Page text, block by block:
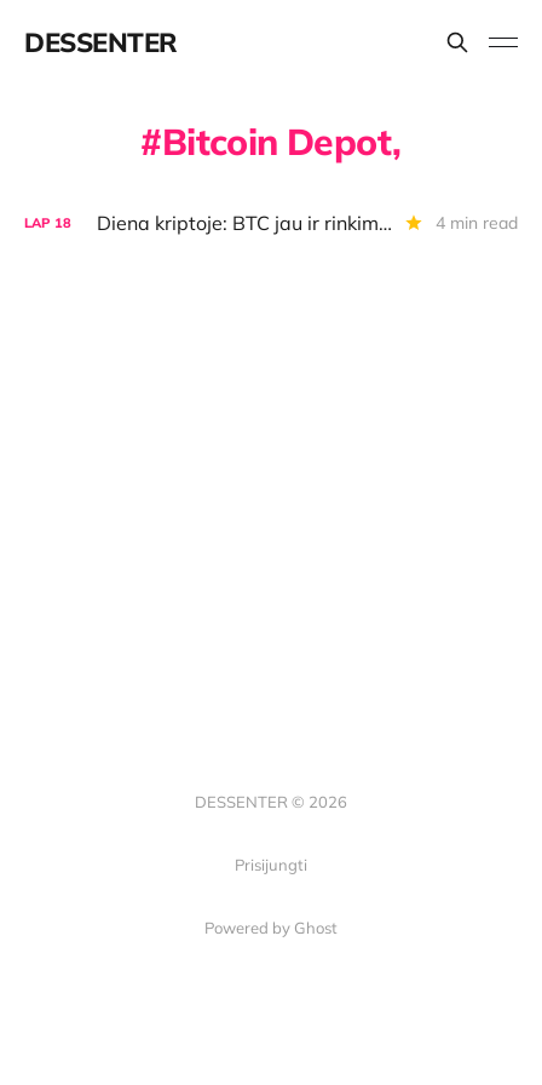
DESSENTER
Bitcoin Depot,
LAP 18 Diena kriptoje: BTC jau ir rinkimuose Lenkijoje, "OpenAI" ICO, USD 120 investicija ir USD 179 mln. pelnas 4 min read
DESSENTER © 2026
Prisijungti
Powered by Ghost